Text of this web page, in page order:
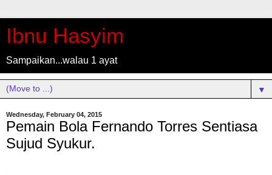
Ibnu Hasyim
Sampaikan...walau 1 ayat
▼
Wednesday, February 04, 2015
Pemain Bola Fernando Torres Sentiasa
Sujud Syukur.